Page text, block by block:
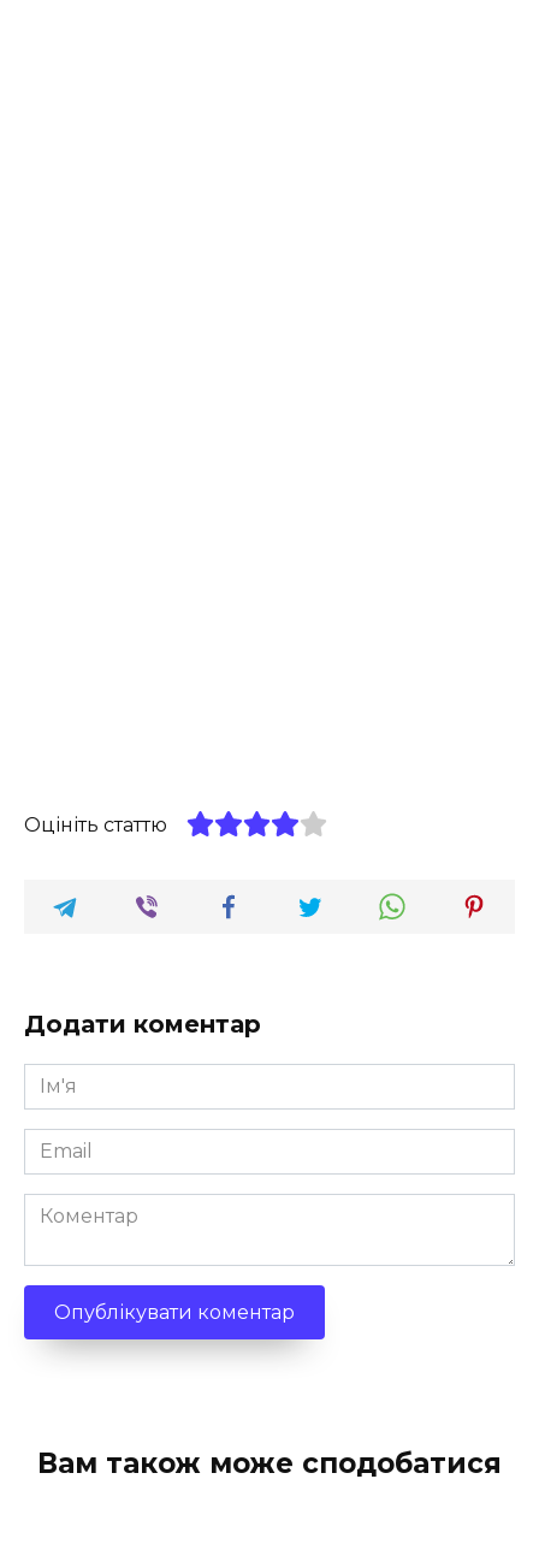
Оцініть статтю
Додати коментар
Ім'я
*
Email
*
Коментар
Вам також може сподобатися